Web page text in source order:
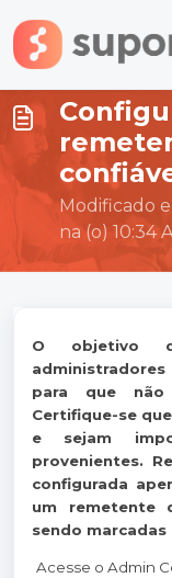
Ir para o
Modificado
na (o) 10:34
O objetivo
para que não
Certifique-se
e sejam
provenientes.
configurada
um remetente
sendo marcadas
Acesse o Admin